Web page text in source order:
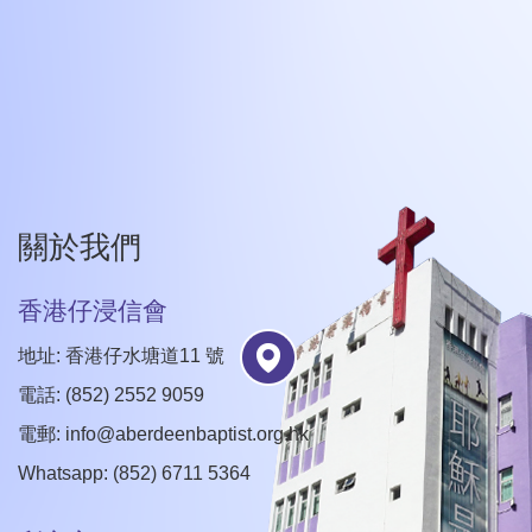
關於我們
香港仔浸信會
地址: 香港仔水塘道11 號
電話: (852) 2552 9059
電郵: info@aberdeenbaptist.org.hk
Whatsapp: (852) 6711 5364